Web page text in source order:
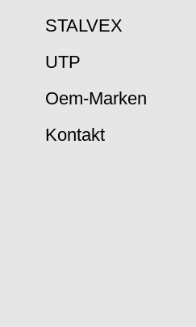
STALVEX
UTP
Oem-Marken
Kontakt